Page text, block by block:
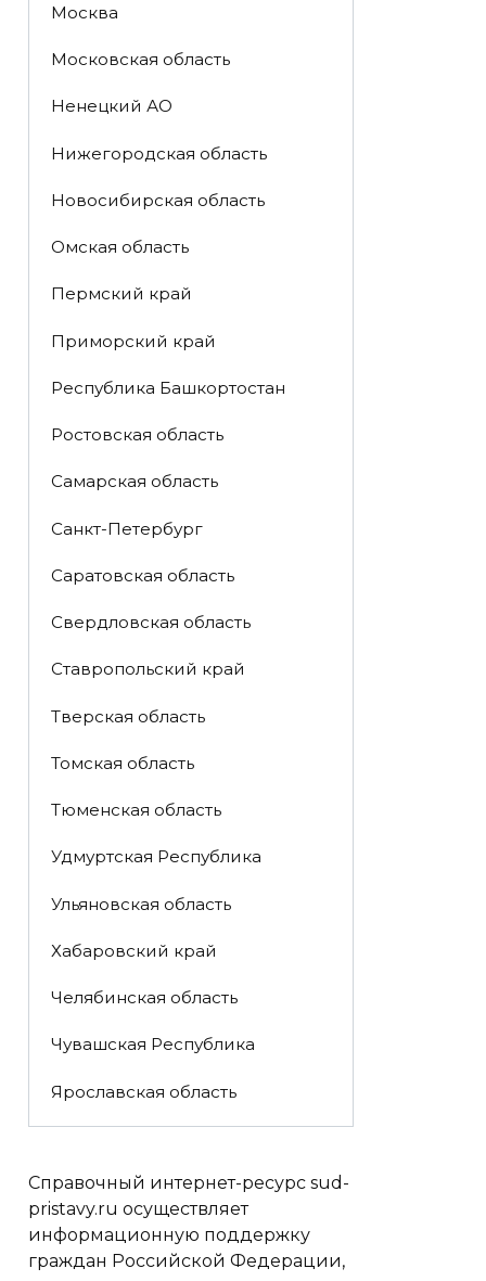
Москва
Московская область
Ненецкий АО
Нижегородская область
Новосибирская область
Омская область
Пермский край
Приморский край
Республика Башкортостан
Ростовская область
Самарская область
Санкт-Петербург
Саратовская область
Свердловская область
Ставропольский край
Тверская область
Томская область
Тюменская область
Удмуртская Республика
Ульяновская область
Хабаровский край
Челябинская область
Чувашская Республика
Ярославская область
Справочный интернет-ресурс sud-
pristavy.ru осуществляет
информационную поддержку
граждан Российской Федерации,